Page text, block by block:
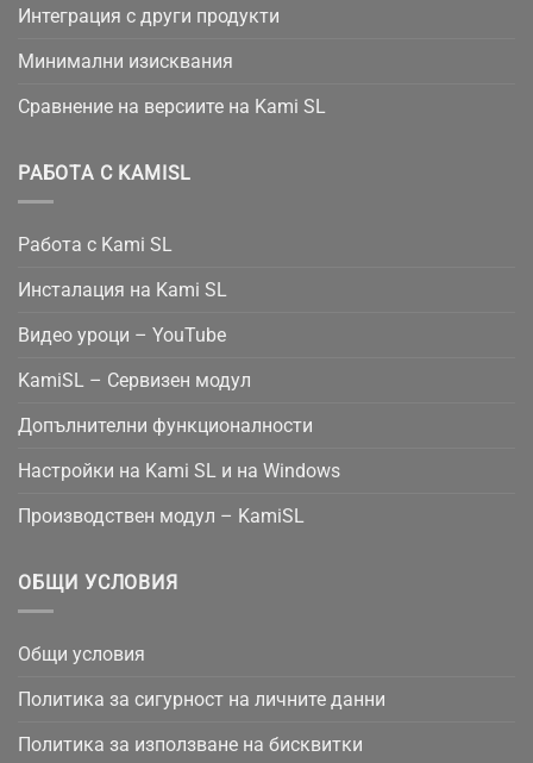
Интеграция с други продукти
Минимални изисквания
Сравнение на версиите на Kami SL
РАБОТА С KAMISL
Работа с Kami SL
Инсталация на Kami SL
Видео уроци – YouTube
KamiSL – Сервизен модул
Допълнителни функционалности
Настройки на Kami SL и на Windows
Производствен модул – KamiSL
ОБЩИ УСЛОВИЯ
Общи условия
Политика за сигурност на личните данни
Политика за използване на бисквитки